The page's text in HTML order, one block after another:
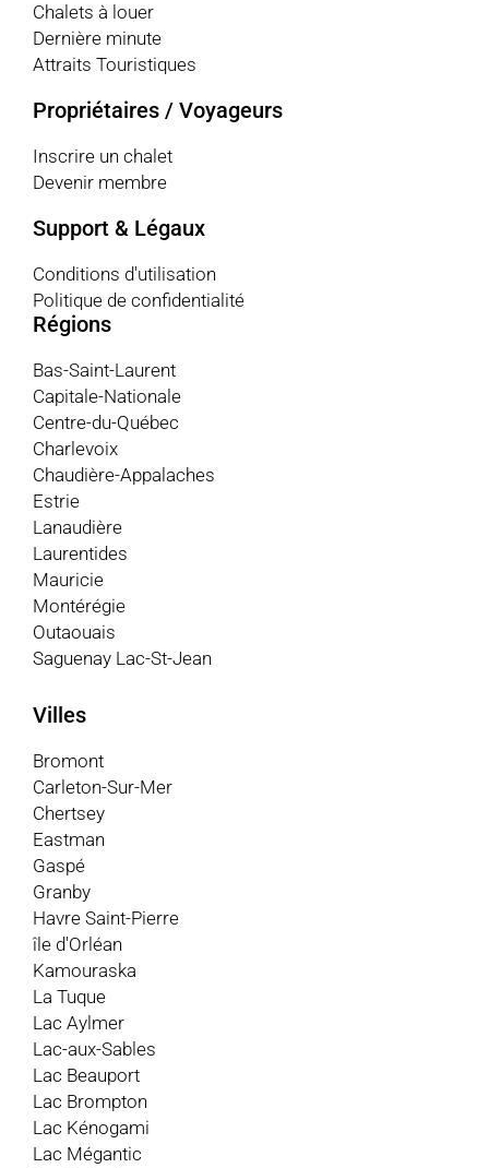
Chalets à louer
Dernière minute
Attraits Touristiques
Propriétaires / Voyageurs
Inscrire un chalet
Devenir membre
Support & Légaux
Conditions d'utilisation
Politique de confidentialité
Régions
Bas-Saint-Laurent
Capitale-Nationale
Centre-du-Québec
Charlevoix
Chaudière-Appalaches
Estrie
Lanaudière
Laurentides
Mauricie
Montérégie
Outaouais
Saguenay Lac-St-Jean
Villes
Bromont
Carleton-Sur-Mer
Chertsey
Eastman
Gaspé
Granby
Havre Saint-Pierre
île d'Orléan
Kamouraska
La Tuque
Lac Aylmer
Lac-aux-Sables
Lac Beauport
Lac Brompton
Lac Kénogami
Lac Mégantic